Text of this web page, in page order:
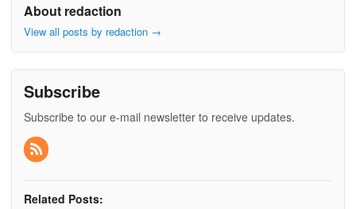
About redaction
View all posts by redaction →
Subscribe
Subscribe to our e-mail newsletter to receive updates.
Related Posts: